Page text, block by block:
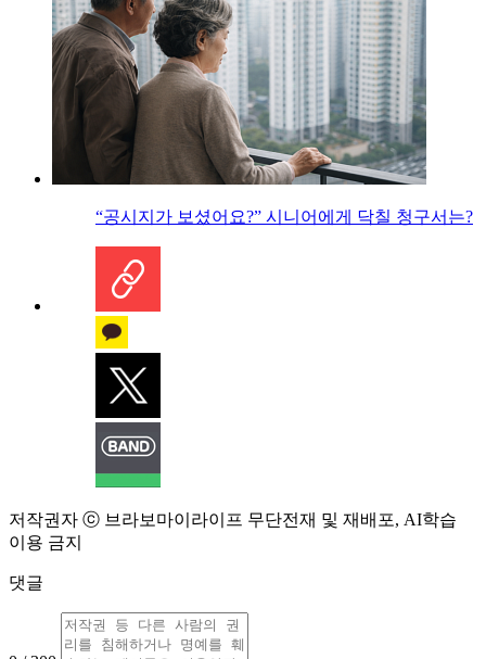
“공시지가 보셨어요?” 시니어에게 닥칠 청구서는?
저작권자 ⓒ 브라보마이라이프 무단전재 및 재배포, AI학습
이용 금지
댓글